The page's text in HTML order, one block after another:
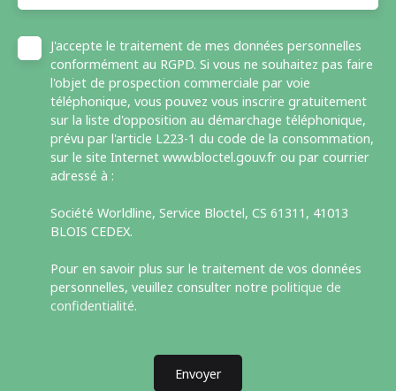
J'accepte le traitement de mes données personnelles
conformément au RGPD. Si vous ne souhaitez pas faire
l'objet de prospection commerciale par voie
téléphonique, vous pouvez vous inscrire gratuitement
sur la liste d'opposition au démarchage téléphonique,
prévu par l'article L223-1 du code de la consommation,
sur le site Internet www.bloctel.gouv.fr ou par courrier
adressé à :
Société Worldline, Service Bloctel, CS 61311, 41013
BLOIS CEDEX.
Pour en savoir plus sur le traitement de vos données
personnelles, veuillez consulter notre politique de
confidentialité.
Envoyer